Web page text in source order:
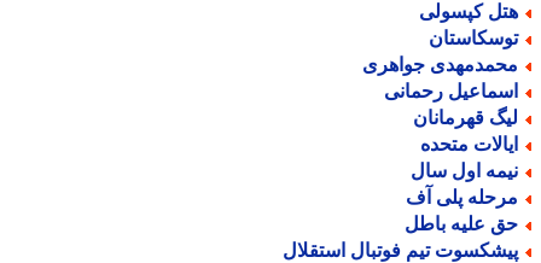
کپسولی
جواهری
رحمانی
قهرمانان
متحده
اول سال
پلی آف
علیه باطل
تیم فوتبال استقلال